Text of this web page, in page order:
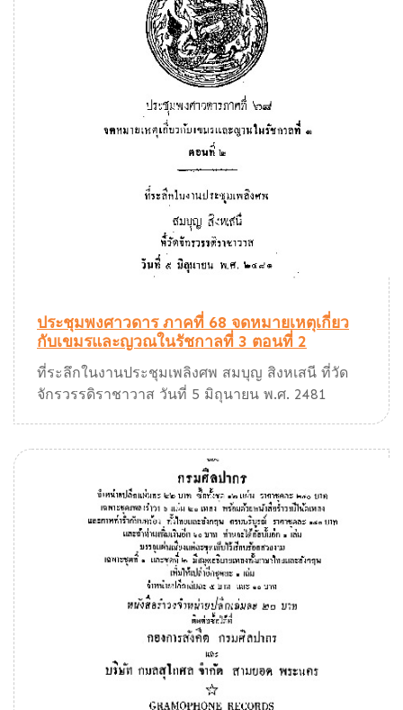
ประชุมพงศาวดาร ภาคที่ 68 จดหมายเหตุเกี่ยว
กับเขมรและญวณในรัชกาลที่ 3 ตอนที่ 2
ที่ระลึกในงานประชุมเพลิงศพ สมบุญ สิงหเสนี ที่วัด
จักรวรรดิราชาวาส วันที่ 5 มิถุนายน พ.ศ. 2481